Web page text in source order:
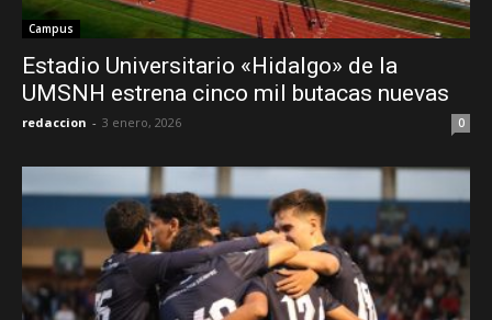
Campus
Estadio Universitario «Hidalgo» de la
UMSNH estrena cinco mil butacas nuevas
redaccion - 3 enero, 2026 0